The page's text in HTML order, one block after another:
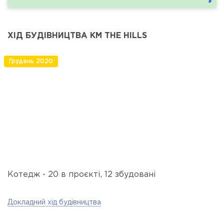
ХІД БУДІВНИЦТВА КМ THE HILLS
Грудень 2020
Котедж - 20 в проєкті, 12 збудовані
Докладний хід будівництва